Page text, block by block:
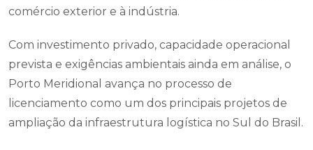
comércio exterior e à indústria.
Com investimento privado, capacidade operacional
prevista e exigências ambientais ainda em análise, o
Porto Meridional avança no processo de
licenciamento como um dos principais projetos de
ampliação da infraestrutura logística no Sul do Brasil.